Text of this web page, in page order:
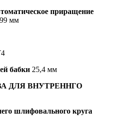
приращение
мм
бабки 25,4 мм
ДЛЯ ВНУТРЕННГО
шлифовального круга